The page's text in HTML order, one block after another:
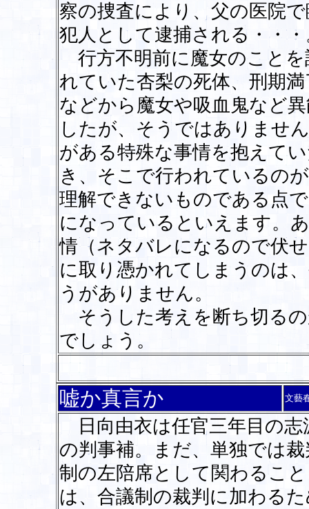
察の捜査により、父の医院
犯人として逮捕される・・・
行方不明前に魔女のことを
れていた杏梨の死体、刑期
などから魔女や吸血鬼など
したが、そうではありませ
がある特殊な事情を抱えて
き、そこで行われているの
理解できないものである点
になっているといえます。
情（ネタバレになるので伏
に取り憑かれてしまうのは
うがありません。
そうした考えを断ち切る
でしょう。
嘘か真言か 文藝
日向由衣は任官三年目の志
の判事補。まだ、単独では
制の左陪席として関わるこ
は、合議制の裁判に加わる